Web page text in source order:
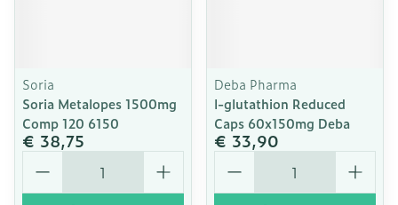
Soria
Soria Metalopes 1500mg
Comp 120 6150
€ 38,75
Aantal
Deba Pharma
l-glutathion Reduced
Caps 60x150mg Deba
€ 33,90
Aantal